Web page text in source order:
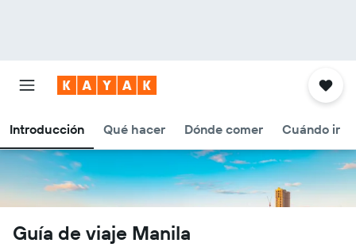
Introducción Qué hacer Dónde comer Cuándo ir
Guía de viaje Manila